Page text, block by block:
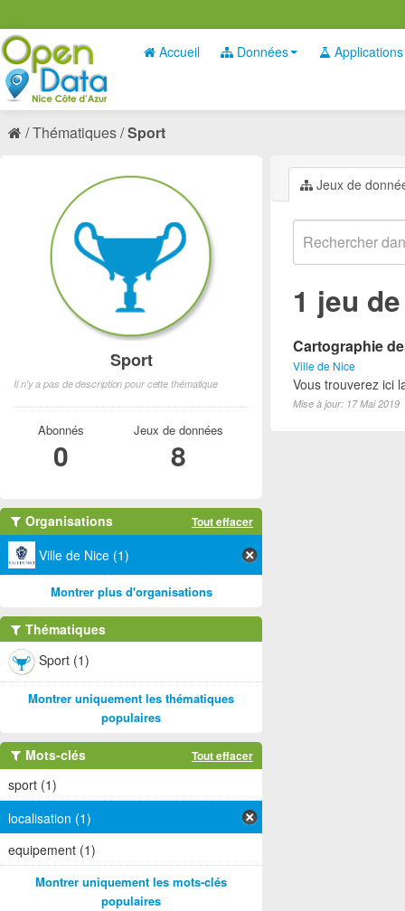
Accueil Données Applications
Thématiques Sport
Jeux de
1 jeu
Cartographie
Ville de Nice
Vous trouverez ici
Mise à jour: 17 Mai 2019
Sport
Il n'y a pas de description pour cette thématique
Abonnés
0
Jeux de données
8
Organisations Tout effacer
Ville de Nice (1)
Montrer plus d'organisations
Thématiques
Sport (1)
Montrer uniquement les thématiques
populaires
Mots-clés Tout effacer
sport (1)
localisation (1)
equipement (1)
Montrer uniquement les mots-clés
populaires